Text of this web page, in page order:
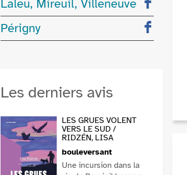
Laleu, Mireuil, Villeneuve
Périgny
Les derniers avis
LES GRUES VOLENT
VERS LE SUD /
RIDZÉN, LISA
bouleversant
Une incursion dans la